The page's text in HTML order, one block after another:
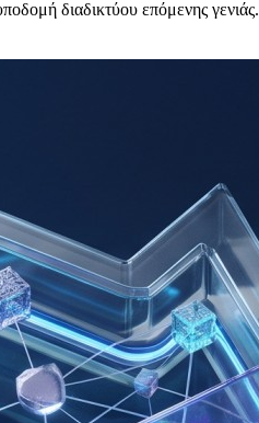
διαδικτύου επόμενης γενιάς.